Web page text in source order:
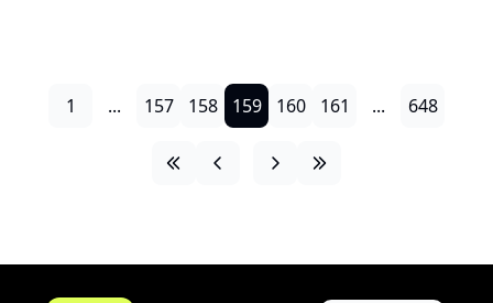
1 ... 157 158 159 160 161 ... 648